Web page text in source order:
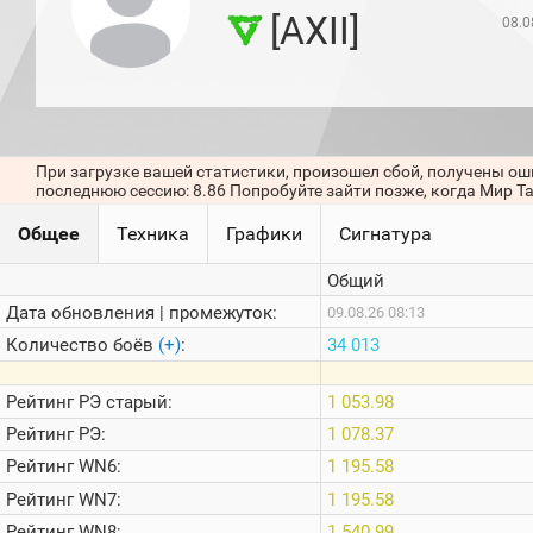
последние
сессии)
1000
стримеров
Информация
Онлайн
Цветовая
шкала
[AXII]
При загрузке вашей статистики, произошел сбой, получены
последнюю сессию: 8.86 Попробуйте зайти позже, когда Мир
Общее Техника Графики Сигнатура
Дата обновления | промежуток:
Количество боёв (+):
РейтингРЭ старый:
РейтингРЭ:
РейтингWN6:
РейтингWN7:
Общий
09.08.26 08:13
34 013
1 053.98
1 078.37
1 195.58
1 195.58